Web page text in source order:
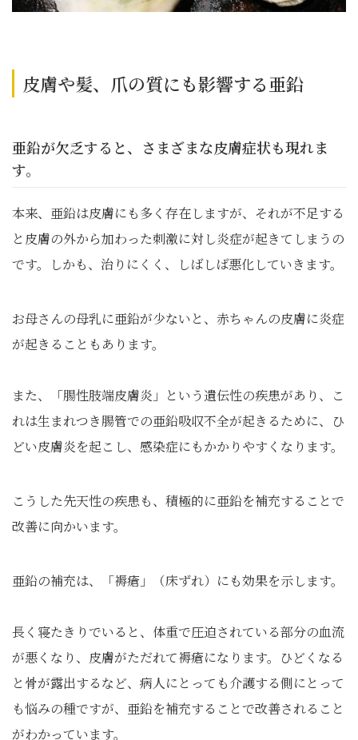
皮膚や髪、爪の質にも影響する亜鉛
亜鉛が欠乏すると、さまざまな皮膚症状も現れま
す。
本来、亜鉛は皮膚にも多く存在しますが、それが不足する
と皮膚の外から加わった刺激に対し炎症が起きてしまうの
です。しかも、治りにくく、しばしば悪化していきます。
お母さんの母乳に亜鉛が少ないと、赤ちゃんの皮膚に炎症
が起きることもあります。
また、「腸性肢端皮膚炎」という遺伝性の疾患があり、こ
れは生まれつき腸管での亜鉛吸収不全が起きるために、ひ
どい皮膚炎を起こし、感染症にもかかりやすくなります。
こうした先天性の疾患も、積極的に亜鉛を補充することで
改善に向かいます。
亜鉛の補充は、「褥瘡」（床ずれ）にも効果を示します。
長く寝たきりでいると、体重で圧迫されている部分の血流
が悪くなり、皮膚がただれて褥瘡になります。ひどくなる
と骨が露出するなど、病人にとっても介護する側にとって
も悩みの種ですが、亜鉛を補充することで改善されること
がわかっています。